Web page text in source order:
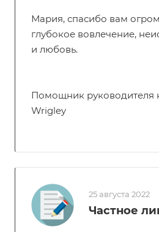
Мария, спасибо вам
глубокое вовлечение,
и любовь.
Помощник руководителя
Wrigley
25 августа 2022
Частное